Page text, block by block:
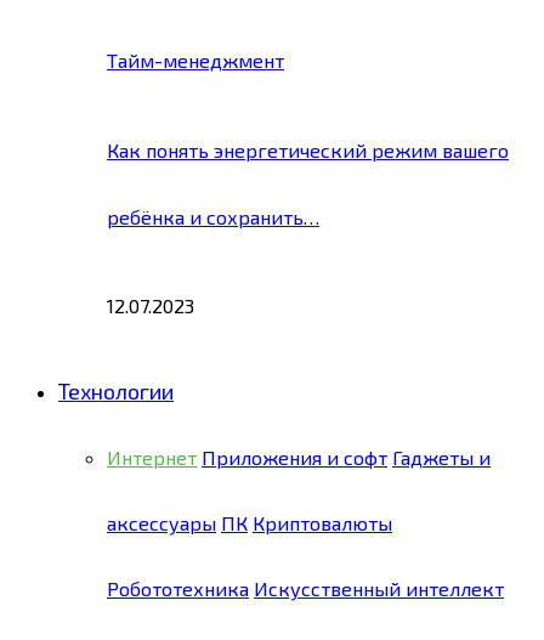
Тайм-менеджмент
Как понять энергетический режим вашего
ребёнка и сохранить…
12.07.2023
Технологии
Интернет Приложения и софт Гаджеты и
аксессуары ПК Криптовалюты
Робототехника Искусственный интеллект